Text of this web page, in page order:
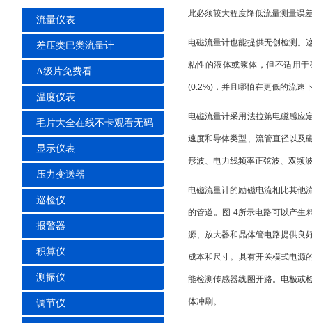
流量仪表
差压类巴类流量计
A级片免费看
温度仪表
毛片大全在线不卡观看无码
显示仪表
压力变送器
巡检仪
报警器
积算仪
测振仪
调节仪
此必须较大程度降低流量测量误差
电磁流量计也能提供无创检测
粘性的液体或浆体，但不适用
(0.2%)，并且哪怕在更低的流速
电磁流量计采用法拉第电磁感应定律
速度和导体类型、流管直径以及
形波、电力线频率正弦波、双频
电磁流量计的励磁电流相比其他
的管道。图 4所示电路可以产
源、放大器和晶体管电路提供
成本和尺寸。具有开关模式电源
能检测传感器线圈开路。电极
体冲刷。